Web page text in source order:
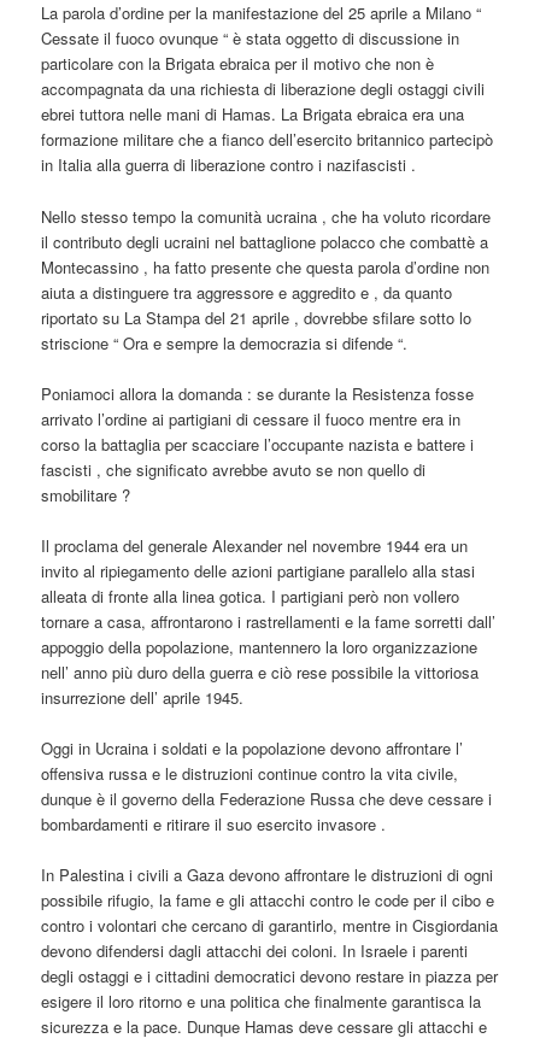
La parola d’ordine per la manifestazione del 25 aprile a Milano “
Cessate il fuoco ovunque “ è stata oggetto di discussione in
particolare con la Brigata ebraica per il motivo che non è
accompagnata da una richiesta di liberazione degli ostaggi civili
ebrei tuttora nelle mani di Hamas. La Brigata ebraica era una
formazione militare che a fianco dell’esercito britannico partecipò
in Italia alla guerra di liberazione contro i nazifascisti .
Nello stesso tempo la comunità ucraina , che ha voluto ricordare
il contributo degli ucraini nel battaglione polacco che combattè a
Montecassino , ha fatto presente che questa parola d’ordine non
aiuta a distinguere tra aggressore e aggredito e , da quanto
riportato su La Stampa del 21 aprile , dovrebbe sfilare sotto lo
striscione “ Ora e sempre la democrazia si difende “.
Poniamoci allora la domanda : se durante la Resistenza fosse
arrivato l’ordine ai partigiani di cessare il fuoco mentre era in
corso la battaglia per scacciare l’occupante nazista e battere i
fascisti , che significato avrebbe avuto se non quello di
smobilitare ?
Il proclama del generale Alexander nel novembre 1944 era un
invito al ripiegamento delle azioni partigiane parallelo alla stasi
alleata di fronte alla linea gotica. I partigiani però non vollero
tornare a casa, affrontarono i rastrellamenti e la fame sorretti dall’
appoggio della popolazione, mantennero la loro organizzazione
nell’ anno più duro della guerra e ciò rese possibile la vittoriosa
insurrezione dell’ aprile 1945.
Oggi in Ucraina i soldati e la popolazione devono affrontare l’
offensiva russa e le distruzioni continue contro la vita civile,
dunque è il governo della Federazione Russa che deve cessare i
bombardamenti e ritirare il suo esercito invasore .
In Palestina i civili a Gaza devono affrontare le distruzioni di ogni
possibile rifugio, la fame e gli attacchi contro le code per il cibo e
contro i volontari che cercano di garantirlo, mentre in Cisgiordania
devono difendersi dagli attacchi dei coloni. In Israele i parenti
degli ostaggi e i cittadini democratici devono restare in piazza per
esigere il loro ritorno e una politica che finalmente garantisca la
sicurezza e la pace. Dunque Hamas deve cessare gli attacchi e